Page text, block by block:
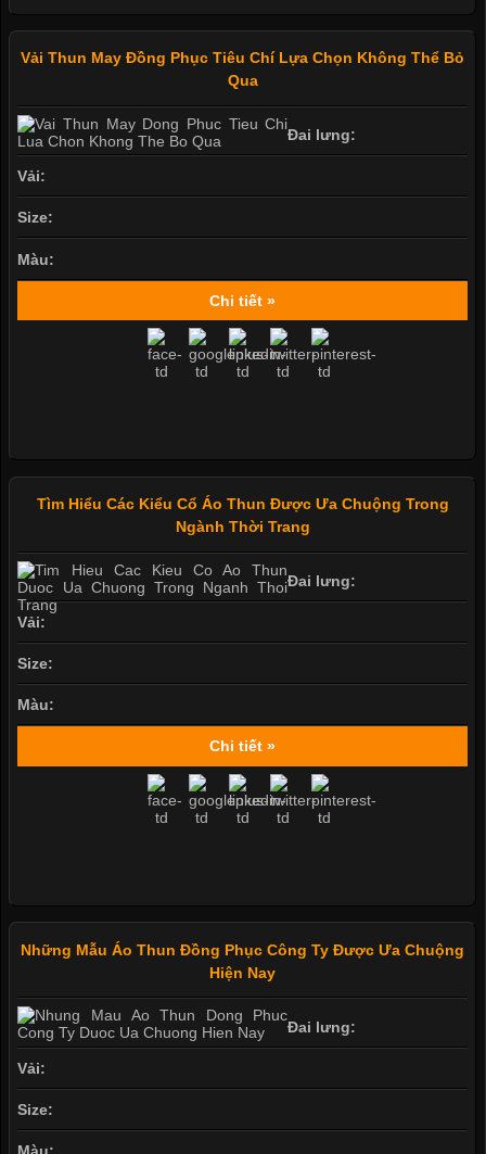
Vải Thun May Đồng Phục Tiêu Chí Lựa Chọn Không Thể Bỏ
Qua
Đai lưng:
Vải:
Size:
Màu:
Chi tiết »
Tìm Hiểu Các Kiểu Cổ Áo Thun Được Ưa Chuộng Trong
Ngành Thời Trang
Đai lưng:
Vải:
Size:
Màu:
Chi tiết »
Những Mẫu Áo Thun Đồng Phục Công Ty Được Ưa Chuộng
Hiện Nay
Đai lưng:
Vải:
Size: